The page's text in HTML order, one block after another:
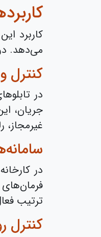
کاربرد
می‌دهد.
کنترل
در
جریان،
در
ترتیب
کنترل